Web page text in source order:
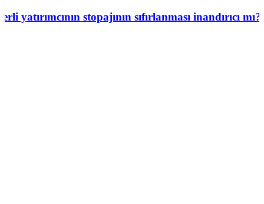
yatırımcının stopajının sıfırlanması inandırıcı mı?